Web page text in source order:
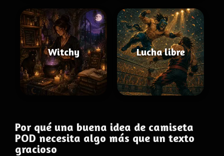
Witchy Lucha libre
Por qué una buena idea de camiseta
POD necesita algo más que un texto
gracioso